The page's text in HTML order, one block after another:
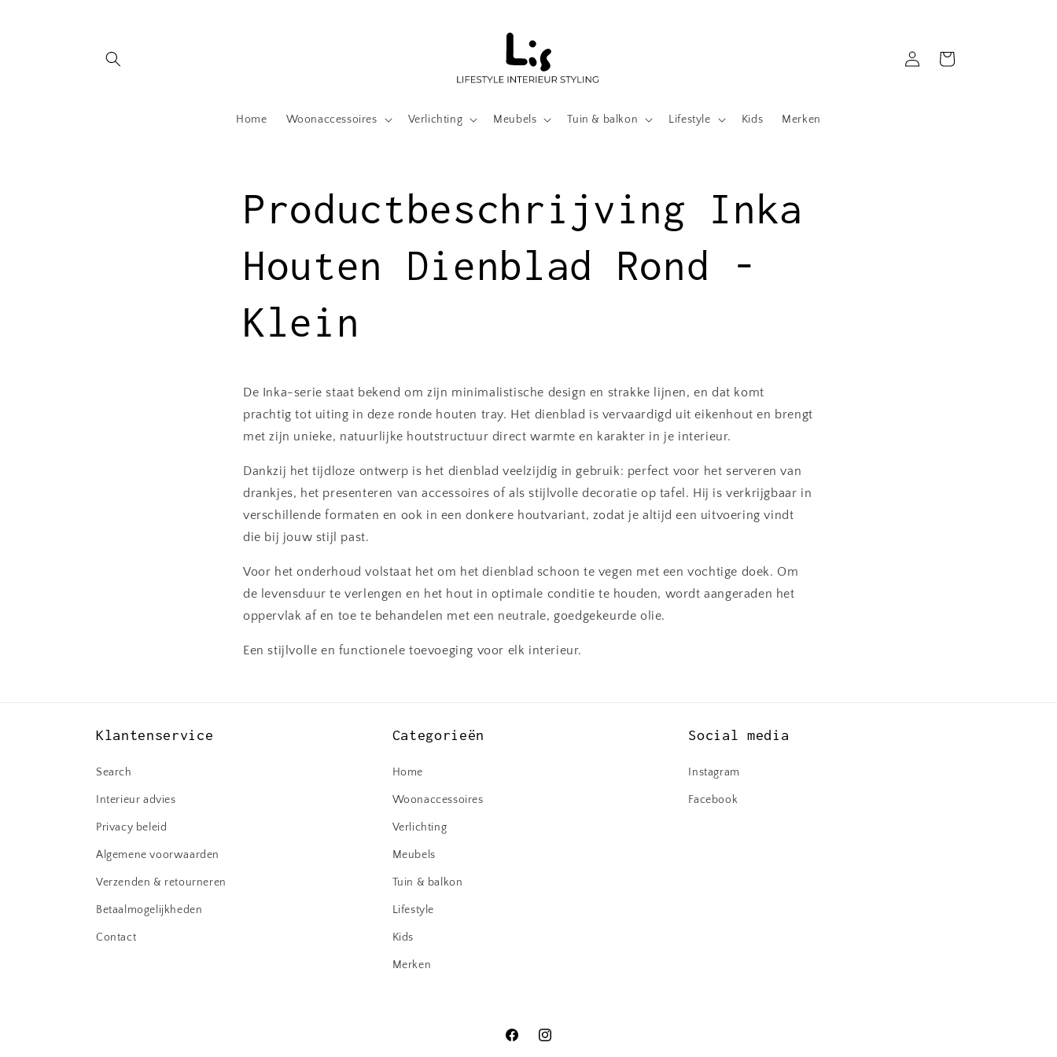
Home Woonaccessoires Verlichting Meubels Tuin & balkon Lifestyle Kids Merken
InloggenWinkelwagen
Productbeschrijving Inka
Houten Dienblad Rond -
Klein
De Inka-serie staat bekend om zijn minimalistische design en strakke lijnen, en dat komt
prachtig tot uiting in deze ronde houten tray. Het dienblad is vervaardigd uit eikenhout en brengt
met zijn unieke, natuurlijke houtstructuur direct warmte en karakter in je interieur.
Dankzij het tijdloze ontwerp is het dienblad veelzijdig in gebruik: perfect voor het serveren van
drankjes, het presenteren van accessoires of als stijlvolle decoratie op tafel. Hij is verkrijgbaar in
verschillende formaten en ook in een donkere houtvariant, zodat je altijd een uitvoering vindt
die bij jouw stijl past.
Voor het onderhoud volstaat het om het dienblad schoon te vegen met een vochtige doek. Om
de levensduur te verlengen en het hout in optimale conditie te houden, wordt aangeraden het
oppervlak af en toe te behandelen met een neutrale, goedgekeurde olie.
Een stijlvolle en functionele toevoeging voor elk interieur.
Klantenservice
Search
Interieur advies
Privacy beleid
Algemene voorwaarden
Verzenden & retourneren
Betaalmogelijkheden
Contact
Categorieën
Home
Woonaccessoires
Verlichting
Meubels
Tuin & balkon
Lifestyle
Kids
Merken
Social media
Instagram
Facebook
FacebookInstagram